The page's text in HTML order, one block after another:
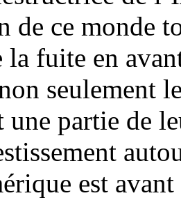
de ce monde
la fuite en
seulement
partie de
est